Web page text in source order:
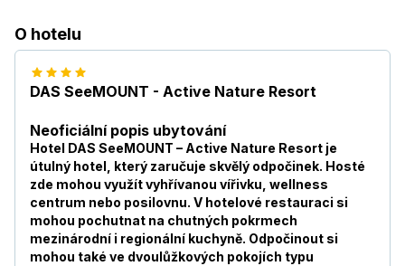
O hotelu
DAS SeeMOUNT - Active Nature Resort
Neoficiální popis ubytování
Hotel DAS SeeMOUNT – Active Nature Resort je
útulný hotel, který zaručuje skvělý odpočinek. Hosté
zde mohou využít vyhřívanou vířivku, wellness
centrum nebo posilovnu. V hotelové restauraci si
mohou pochutnat na chutných pokrmech
mezinárodní i regionální kuchyně. Odpočinout si
mohou také ve dvoulůžkových pokojích typu